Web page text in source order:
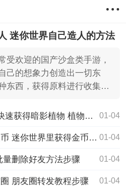
迷你世界自己造人的方法
受欢迎的国产沙盒类手游，
己的想象力创造出一切东
东西，获得原料进行收集，
植物大战僵尸2怎么可以快速获得暗影植物 植物大战僵尸2快速获得暗影植物的方法分享 01-04
在迷你世界里怎么获得金币 迷你世界里获得金币的方法 01-04
删除好友方法步骤 01-04
朋友圈转发教程步骤 01-04